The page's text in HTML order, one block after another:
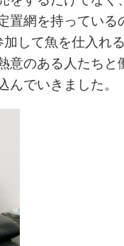
置網を持っている
して魚を仕入れ
意のある人たちと
んでいきました。